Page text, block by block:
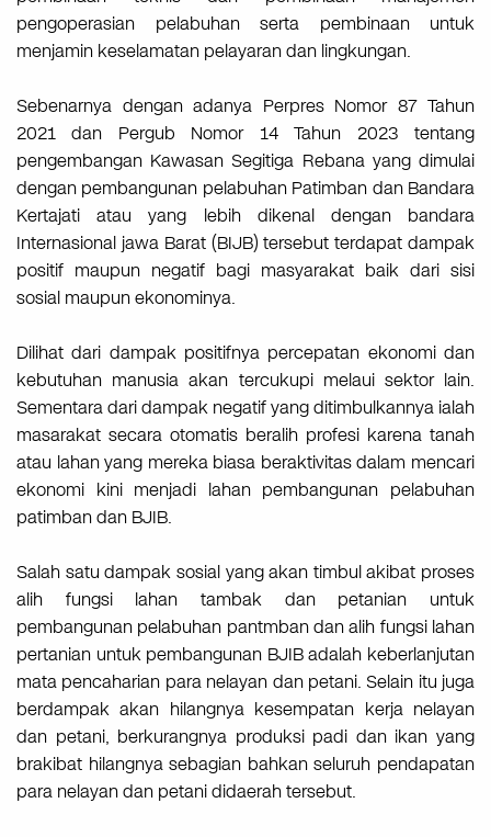
pengoperasian pelabuhan serta pembinaan untuk
menjamin keselamatan pelayaran dan lingkungan.
Sebenarnya dengan adanya Perpres Nomor 87 Tahun
2021 dan Pergub Nomor 14 Tahun 2023 tentang
pengembangan Kawasan Segitiga Rebana yang dimulai
dengan pembangunan pelabuhan Patimban dan Bandara
Kertajati atau yang lebih dikenal dengan bandara
Internasional jawa Barat (BIJB) tersebut terdapat dampak
positif maupun negatif bagi masyarakat baik dari sisi
sosial maupun ekonominya.
Dilihat dari dampak positifnya percepatan ekonomi dan
kebutuhan manusia akan tercukupi melaui sektor lain.
Sementara dari dampak negatif yang ditimbulkannya ialah
masarakat secara otomatis beralih profesi karena tanah
atau lahan yang mereka biasa beraktivitas dalam mencari
ekonomi kini menjadi lahan pembangunan pelabuhan
patimban dan BJIB.
Salah satu dampak sosial yang akan timbul akibat proses
alih fungsi lahan tambak dan petanian untuk
pembangunan pelabuhan pantmban dan alih fungsi lahan
pertanian untuk pembangunan BJIB adalah keberlanjutan
mata pencaharian para nelayan dan petani. Selain itu juga
berdampak akan hilangnya kesempatan kerja nelayan
dan petani, berkurangnya produksi padi dan ikan yang
brakibat hilangnya sebagian bahkan seluruh pendapatan
para nelayan dan petani didaerah tersebut.